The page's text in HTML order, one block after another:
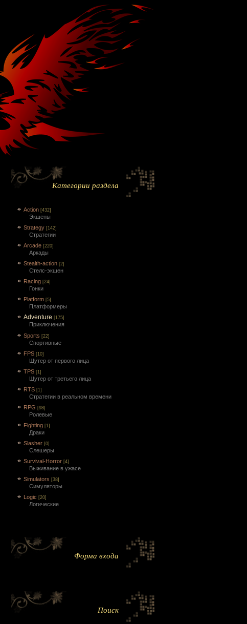
Категории раздела
Action [432]
Экшены
Strategy [142]
Стратегии
Arcade [220]
Аркады
Stealth-action [2]
Cтелс-экшен
Racing [24]
Гонки
Platform [5]
Платформеры
Adventure [175]
Приключения
Sports [22]
Спортивные
FPS [10]
Шутер от первого лица
TPS [1]
Шутер от третьего лица
RTS [1]
Стратегии в реальном времени
RPG [98]
Ролевые
Fighting [1]
Драки
Slasher [0]
Слешеры
Survival-Horror [4]
Выживание в ужасе
Simulators [38]
Симуляторы
Logic [20]
Логические
Форма входа
Поиск